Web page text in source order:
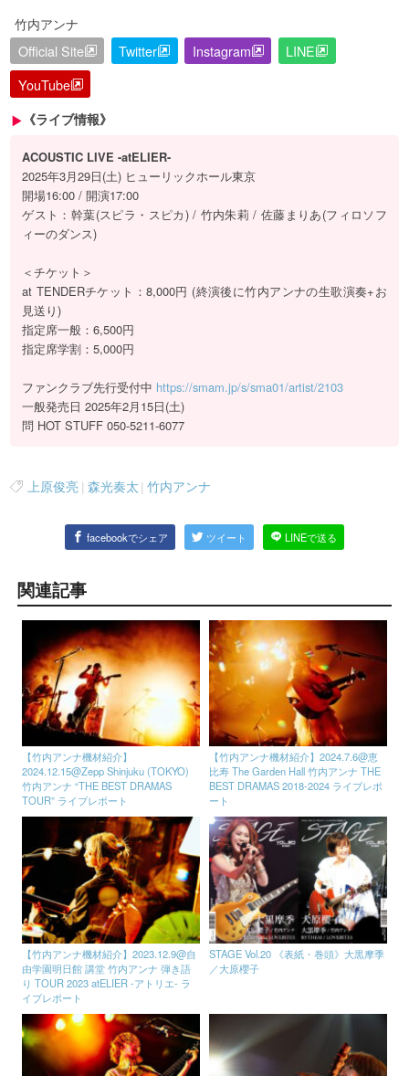
竹内アンナ
Official Site
Twitter Instagram
LINE
YouTube
《ライブ情報》
ACOUSTIC LIVE -atELIER-
2025年3月29日(土) ヒューリックホール東京
開場16:00 / 開演17:00
ゲスト：幹葉(スピラ・スピカ) / 竹内朱莉 / 佐藤まりあ(フィロソフ
ィーのダンス)
＜チケット＞
at TENDERチケット：8,000円 (終演後に竹内アンナの生歌演奏+お
見送り)
指定席一般：6,500円
指定席学割：5,000円
ファンクラブ先行受付中 https://smam.jp/s/sma01/artist/2103
一般発売日 2025年2月15日(土)
問 HOT STUFF 050-5211-6077
上原俊亮 | 森光奏太 | 竹内アンナ
facebookでシェア ツイート LINEで送る
関連記事
【竹内アンナ機材紹介】
2024.12.15@Zepp Shinjuku (TOKYO)
竹内アンナ “THE BEST DRAMAS
TOUR” ライブレポート
【竹内アンナ機材紹介】2024.7.6@恵
比寿 The Garden Hall 竹内アンナ THE
BEST DRAMAS 2018-2024 ライブレポ
ート
【竹内アンナ機材紹介】2023.12.9@自
由学園明日館 講堂 竹内アンナ 弾き語
り TOUR 2023 atELIER -アトリエ- ラ
イブレポート
STAGE Vol.20 《表紙・巻頭》大黒摩季
／大原櫻子